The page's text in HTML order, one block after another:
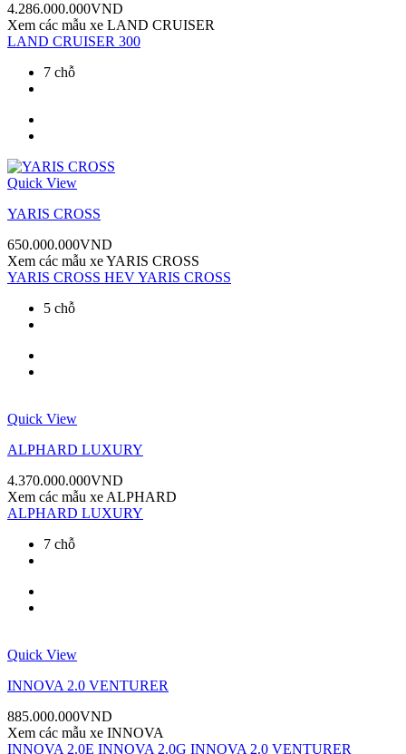
4.286.000.000VND
Xem các mẫu xe LAND CRUISER
LAND CRUISER 300
7 chỗ
Quick View
YARIS CROSS
650.000.000VND
Xem các mẫu xeYARIS CROSS
YARIS CROSS HEVYARIS CROSS
5 chỗ
Quick View
ALPHARD LUXURY
4.370.000.000VND
Xem các mẫu xe ALPHARD
ALPHARD LUXURY
7 chỗ
Quick View
INNOVA 2.0 VENTURER
885.000.000VND
Xem các mẫu xe INNOVA
INNOVA 2.0E INNOVA 2.0G INNOVA 2.0 VENTURER